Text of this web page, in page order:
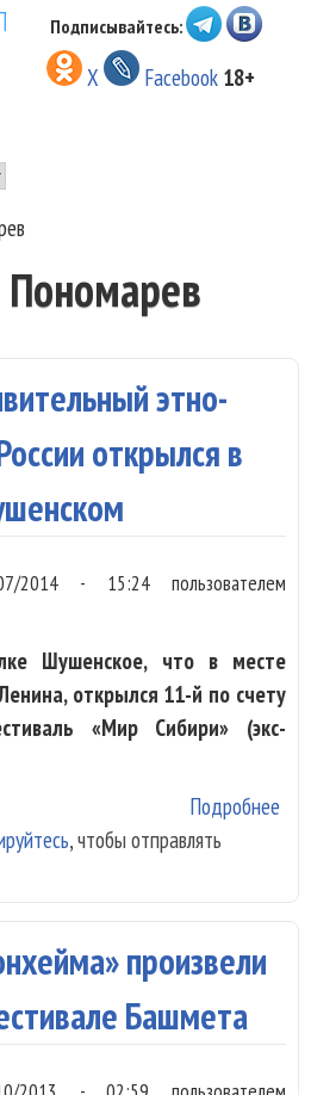
к основному
содержанию
Подписывайтесь:
X Facebook 18+
этно-
открылся в
2014 - 15:24пользователем
Шушенское, что в месте
открылся 11-й по счету
«Мир Сибири» (экс-
Подробнее
, чтобы отправлять
произвели
Башмета